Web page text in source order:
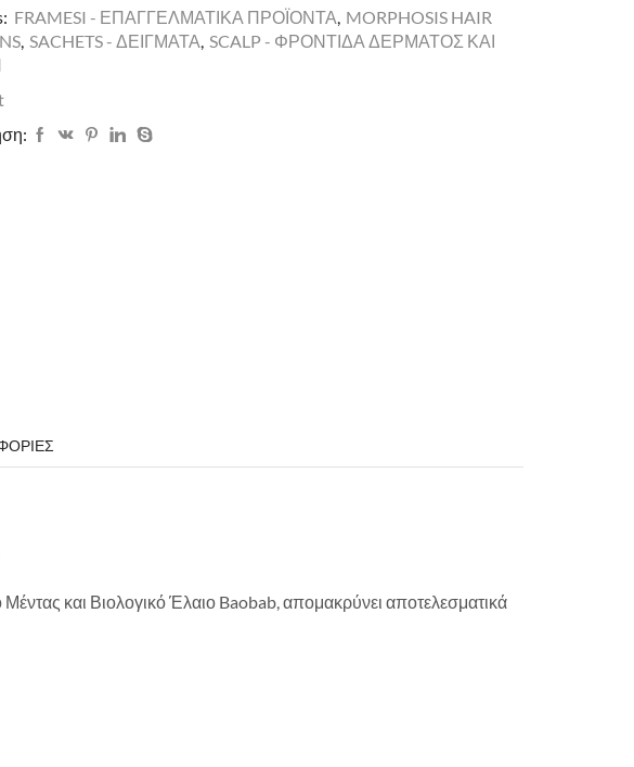
FRAMESI - ΕΠΑΓΓΕΛΜΑΤΙΚΑ ΠΡΟΪΟΝΤΑ MORPHOSIS HAIR
SACHETS - ΔΕΙΓΜΑΤΑ SCALP - ΦΡΟΝΤΙΔΑ ΔΕΡΜΑΤΟΣ ΚΑΙ
και Βιολογικό Έλαιο Baobab, απομακρύνει αποτελεσματικά